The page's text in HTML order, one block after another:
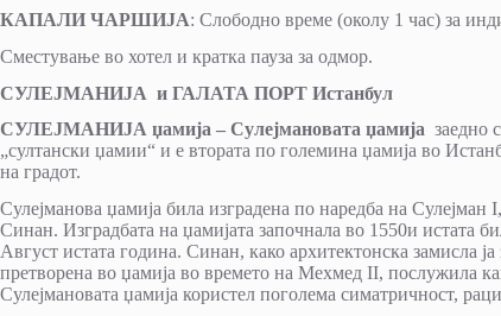
КАПАЛИ ЧАРШИЈА: Слободно време (околу 1 час) за
Сместување во хотел и кратка пауза за одмор.
СУЛЕЈМАНИЈА и ГАЛАТА ПОРТ Истанбул
СУЛЕЈМАНИЈА џамија – Сулејмановата џамија заедно
„султански џамии“ и е втората по големина џамија во
на градот.
Сулејманова џамија била изградена по наредба на
Синан. Изградбата на џамијата започнала во 1550и истата
Август истата година. Синан, како архитектонска замисла
претворена во џамија во времето на Мехмед II, послужила
Сулејмановата џамија користел поголема симатричност,